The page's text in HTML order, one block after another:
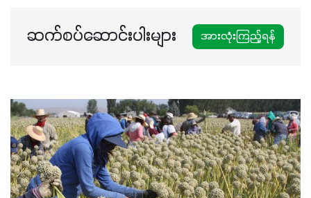
ဆက်စပ်ဆောင်းပါးများ အားလုံးကြည့်ရန်